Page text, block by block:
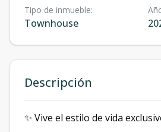
Tipo de inmueble:
Townhouse
Descripción
✨ Vive el estilo de vida